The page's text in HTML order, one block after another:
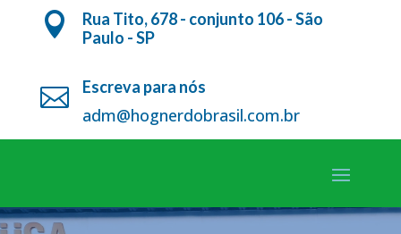

Rua Tito, 678 - conjunto 106 - São
Paulo - SP
 Escreva para nós
adm@hognerdobrasil.com.br
Tocador